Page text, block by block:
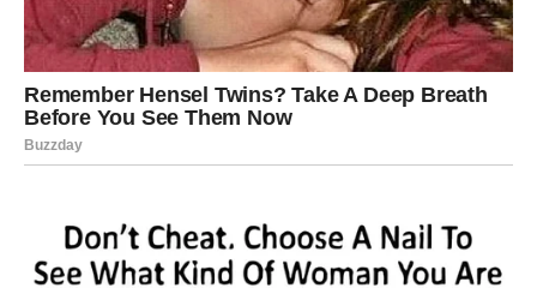
Emocionalno oslobađanje:
Prestajete da nosite tuđe rane
je naučila koliko to može biti teško i koliko malo prostora
ostavlja za tvoje potrebe.